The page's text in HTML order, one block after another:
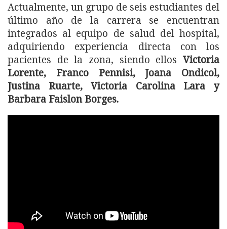
Actualmente, un grupo de seis estudiantes del
último año de la carrera se encuentran
integrados al equipo de salud del hospital,
adquiriendo experiencia directa con los
pacientes de la zona, siendo ellos Victoria
Lorente, Franco Pennisi, Joana Ondicol,
Justina Ruarte, Victoria Carolina Lara y
Barbara Faislon Borges.